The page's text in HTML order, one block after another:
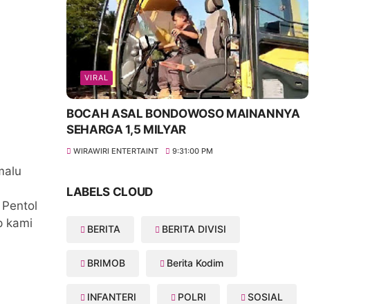
kami
VIRAL
BOCAH ASAL BONDOWOSO MAINANNYA
SEHARGA 1,5 MILYAR
WIRAWIRI ENTERTAINT 9:31:00 PM
LABELS CLOUD
BERITA BERITA DIVISI
BRIMOB Berita Kodim
INFANTERI POLRI SOSIAL